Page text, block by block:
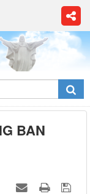
BAN